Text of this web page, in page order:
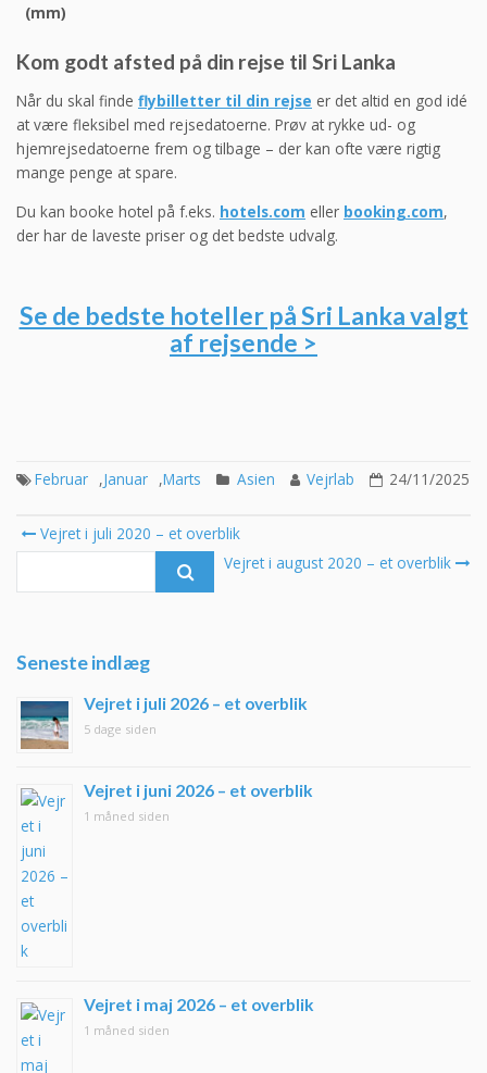
(mm)
Kom godt afsted på din rejse til Sri Lanka
Når du skal finde flybilletter til din rejse er det altid en god idé
at være fleksibel med rejsedatoerne. Prøv at rykke ud- og
hjemrejsedatoerne frem og tilbage – der kan ofte være rigtig
mange penge at spare.
Du kan booke hotel på f.eks. hotels.com eller booking.com,
der har de laveste priser og det bedste udvalg.
Se de bedste hoteller på Sri Lanka valgt
af rejsende >
Februar ,Januar ,Marts Asien Vejrlab 24/11/2025
Post
navigation
Vejret i juli 2020 – et overblik
Vejret i august 2020 – et overblik
Seneste indlæg
Vejret i juli 2026 – et overblik
5 dage siden
Vejret i juni 2026 – et overblik
1 måned siden
Vejret i maj 2026 – et overblik
1 måned siden